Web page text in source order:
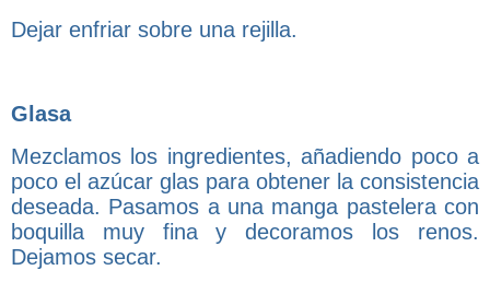
Dejar enfriar sobre una rejilla.
Glasa
Mezclamos los ingredientes, añadiendo poco a
poco el azúcar glas para obtener la consistencia
deseada. Pasamos a una manga pastelera con
boquilla muy fina y decoramos los renos.
Dejamos secar.